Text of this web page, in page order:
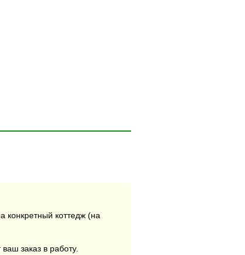
конкретный коттедж (на
заказ в работу.